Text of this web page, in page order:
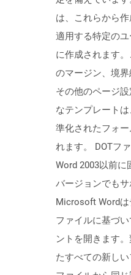
は、これらから
適用する特定の
に作成されます
のマージン、境界
その他のページ
なテンプレート
準化されたフォ
れます。 DOTフ
Word 2003以前に
バージョンでもサ
Microsoft Word
ファイルに基づ
ントを開きます
たすべての新し